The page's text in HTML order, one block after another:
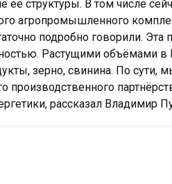
её структуры. В том числе
агропромышленного
подробно говорили.
Растущими объёмами
зерно, свинина. По сути,
производственного
рассказал Владимир